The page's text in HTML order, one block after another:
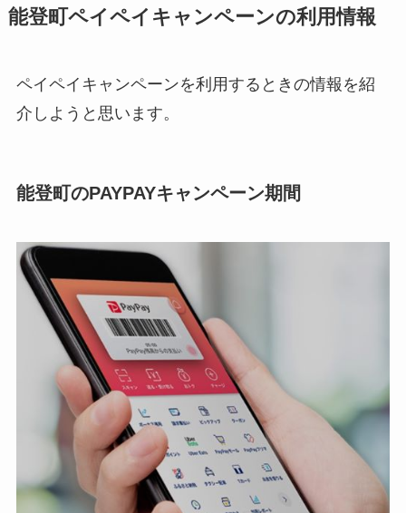
能登町ペイペイキャンペーンの利用情報
ペイペイキャンペーンを利用するときの情報を紹
介しようと思います。
能登町のPAYPAYキャンペーン期間